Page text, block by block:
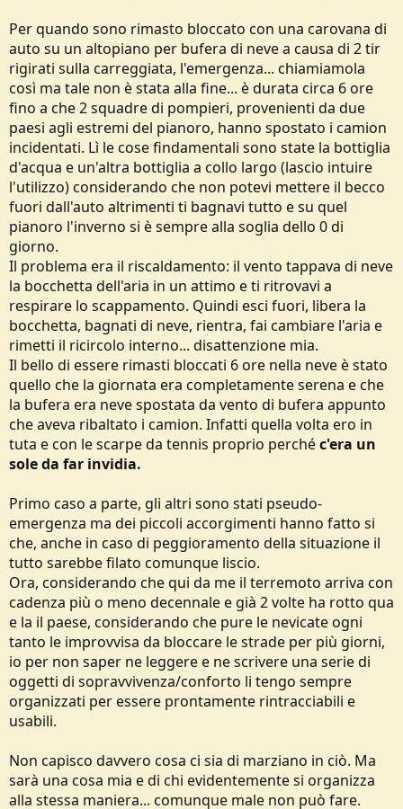
Per quando sono rimasto bloccato con una carovana di
auto su un altopiano per bufera di neve a causa di 2 tir
rigirati sulla carreggiata, l'emergenza... chiamiamola
così ma tale non è stata alla fine... è durata circa 6 ore
fino a che 2 squadre di pompieri, provenienti da due
paesi agli estremi del pianoro, hanno spostato i camion
incidentati. Lì le cose findamentali sono state la bottiglia
d'acqua e un'altra bottiglia a collo largo (lascio intuire
l'utilizzo) considerando che non potevi mettere il becco
fuori dall'auto altrimenti ti bagnavi tutto e su quel
pianoro l'inverno si è sempre alla soglia dello 0 di
giorno.
Il problema era il riscaldamento: il vento tappava di neve
la bocchetta dell'aria in un attimo e ti ritrovavi a
respirare lo scappamento. Quindi esci fuori, libera la
bocchetta, bagnati di neve, rientra, fai cambiare l'aria e
rimetti il ricircolo interno... disattenzione mia.
Il bello di essere rimasti bloccati 6 ore nella neve è stato
quello che la giornata era completamente serena e che
la bufera era neve spostata da vento di bufera appunto
che aveva ribaltato i camion. Infatti quella volta ero in
tuta e con le scarpe da tennis proprio perchéc'era un
sole da far invidia.
Primo caso a parte, gli altri sono stati pseudo-
emergenza ma dei piccoli accorgimenti hanno fatto si
che, anche in caso di peggioramento della situazione il
tutto sarebbe filato comunque liscio.
Ora, considerando che qui da me il terremoto arriva con
cadenza più o meno decennale e già 2 volte ha rotto qua
e la il paese, considerando che pure le nevicate ogni
tanto le improvvisa da bloccare le strade per più giorni,
io per non saper ne leggere e ne scrivere una serie di
oggetti di sopravvivenza/conforto li tengo sempre
organizzati per essere prontamente rintracciabili e
usabili.
Non capisco davvero cosa ci sia di marziano in ciò. Ma
sarà una cosa mia e di chi evidentemente si organizza
alla stessa maniera... comunque male non può fare.